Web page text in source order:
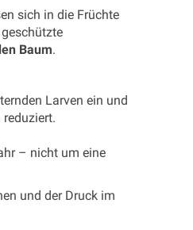
sich in die Früchte
Baum.
Larven ein und
– nicht um eine
und der Druck im